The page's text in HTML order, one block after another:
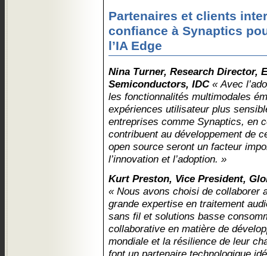
Partenaires et clients
confiance à Synaptics
l’IA Edge
Nina Turner, Research Director,
Semiconductors, IDC« Avec
les fonctionnalités multimodales
expériences utilisateur plus
entreprises comme Synaptics, en
contribuent au développement de
open source seront un facteur
l’innovation et l’adoption. »
Kurt Preston, Vice President,
« Nous avons choisi de collaborer
grande expertise en traitement
sans fil et solutions basse
collaborative en matière de
mondiale et la résilience de leur
font un partenaire technologique